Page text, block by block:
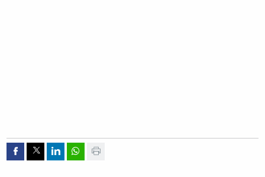
Compartir por Facebook
Compartir por Twitter
Compartir por Linkedin
Compartir por whatsapp
Imprimir